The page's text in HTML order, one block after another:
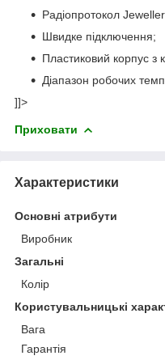
Радіопротокол
Швидке підключення;
Пластиковий корпус з
Діапазон робочих
]]>
Приховати
Характеристики
Основні атрибути
Виробник
Загальні
Колір
Користувальницькі
Вага
Гарантія